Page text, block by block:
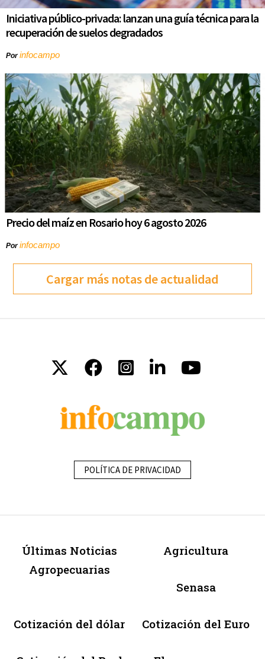
Iniciativa público-privada: lanzan una guía técnica para la
recuperación de suelos degradados
Porinfocampo
Precio del maíz en Rosario hoy 6 agosto 2026
Porinfocampo
Cargar más notas de actualidad
POLÍTICA DE PRIVACIDAD
Últimas Noticias
Agropecuarias
Agricultura
Senasa
Cotización del dólar Cotización del Euro